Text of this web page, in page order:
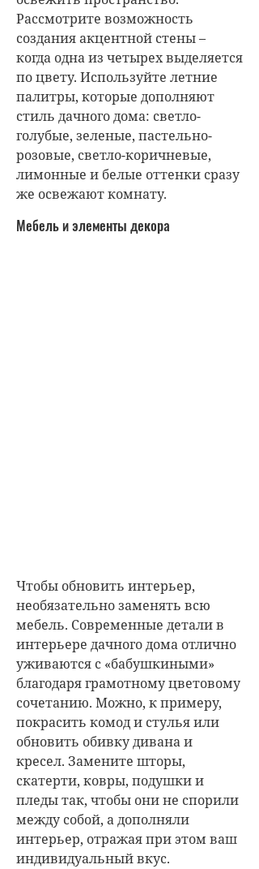
Рассмотрите возможность
создания акцентной стены –
когда одна из четырех выделяется
по цвету. Используйте летние
палитры, которые дополняют
стиль дачного дома: светло-
голубые, зеленые, пастельно-
розовые, светло-коричневые,
лимонные и белые оттенки сразу
же освежают комнату.
Мебель и элементы декора
Чтобы обновить интерьер,
необязательно заменять всю
мебель. Современные детали в
интерьере дачного дома отлично
уживаются с «бабушкиными»
благодаря грамотному цветовому
сочетанию. Можно, к примеру,
покрасить комод и стулья или
обновить обивку дивана и
кресел. Замените шторы,
скатерти, ковры, подушки и
пледы так, чтобы они не спорили
между собой, а дополняли
интерьер, отражая при этом ваш
индивидуальный вкус.